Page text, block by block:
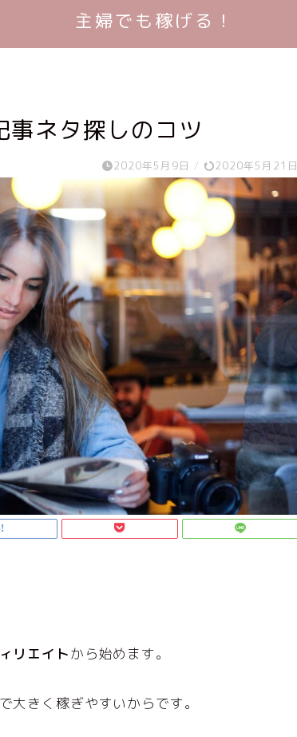
主婦でも稼げる！
事ネタ探しのコツ
2020年5月9日 / 2020年5月21日
リエイトから始めます。
大きく稼ぎやすいからです。